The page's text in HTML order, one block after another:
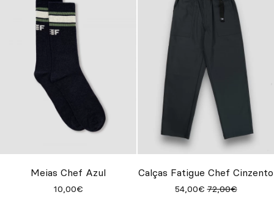
Meias Chef Azul
10,00€
Calças Fatigue Chef Cinzento
54,00€ 72,00€